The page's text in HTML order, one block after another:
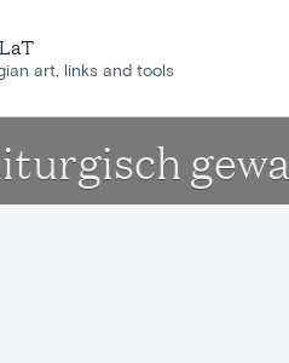
art, links and tools